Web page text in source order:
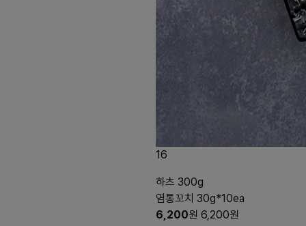
16
하츠 300g
염통꼬치 30g*10ea
6,200원 6,200원